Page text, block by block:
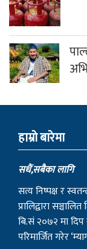
हाम्राे बारेमा
सधैं,सबैका लागि
सत्य निष्पक्ष र
प्रालिद्वारा
बि.सं २०७२ मा
परिमार्जित गरेर